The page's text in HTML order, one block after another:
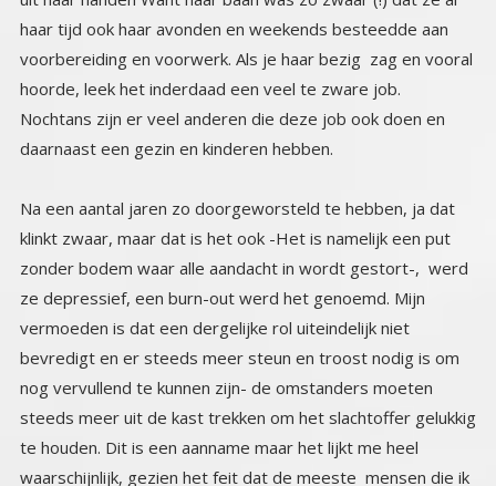
daarnaast een gezin en kinderen hebben.
Na een aantal jaren zo doorgeworsteld te hebben, ja dat
klinkt zwaar, maar dat is het ook -Het is namelijk een put
zonder bodem waar alle aandacht in wordt gestort-, werd
ze depressief, een burn-out werd het genoemd. Mijn
vermoeden is dat een dergelijke rol uiteindelijk niet
bevredigt en er steeds meer steun en troost nodig is om
nog vervullend te kunnen zijn- de omstanders moeten
steeds meer uit de kast trekken om het slachtoffer gelukkig
te houden. Dit is een aanname maar het lijkt me heel
waarschijnlijk, gezien het feit dat de meeste mensen die ik
ken met dit gedrag, last hebben van depressies en vaak
vaste bezoekers zijn van psychologen en psychiaters. In
de psychiatrie behoren ze vaak tot de vaste categorie
‘draaideur-patiënten’ horen. Haar vriend en levenspartner,
kon het na een aantal maanden waarin het alleen maar
erger werd, niet langer hanteren, hij wist niet meer wat te
doen en belde in wanhoop haar vader. Die kwam
onmiddellijk, (dat hoorde bij het patroon) en zat toen een
hele dag bij haar, troostend, ondersteunend, meegaand in
haar ellende. Aan het eind van de dag was hij doodop en
leeg en zag hij in dat hij nog dagen daar zou kunnen zitten
zonder dat het iets zou veranderen. Hij kreeg een idee, als
hij haar eens meenam naar zijn buitenlandse huis. Een
andere omgeving, andere mensen, dat zou haar vast goed
doen. De andere optie was ook al gevallen, opname in de